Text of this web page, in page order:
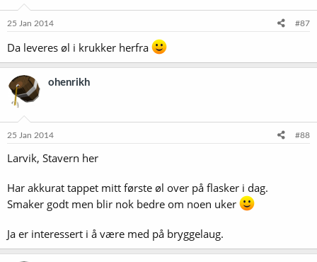
25 Jan 2014 #87
Da leveres øl i krukker herfra
ohenrikh
25 Jan 2014 #88
Larvik, Stavern her
Har akkurat tappet mitt første øl over på flasker i dag.
Smaker godt men blir nok bedre om noen uker
Ja er interessert i å være med på bryggelaug.